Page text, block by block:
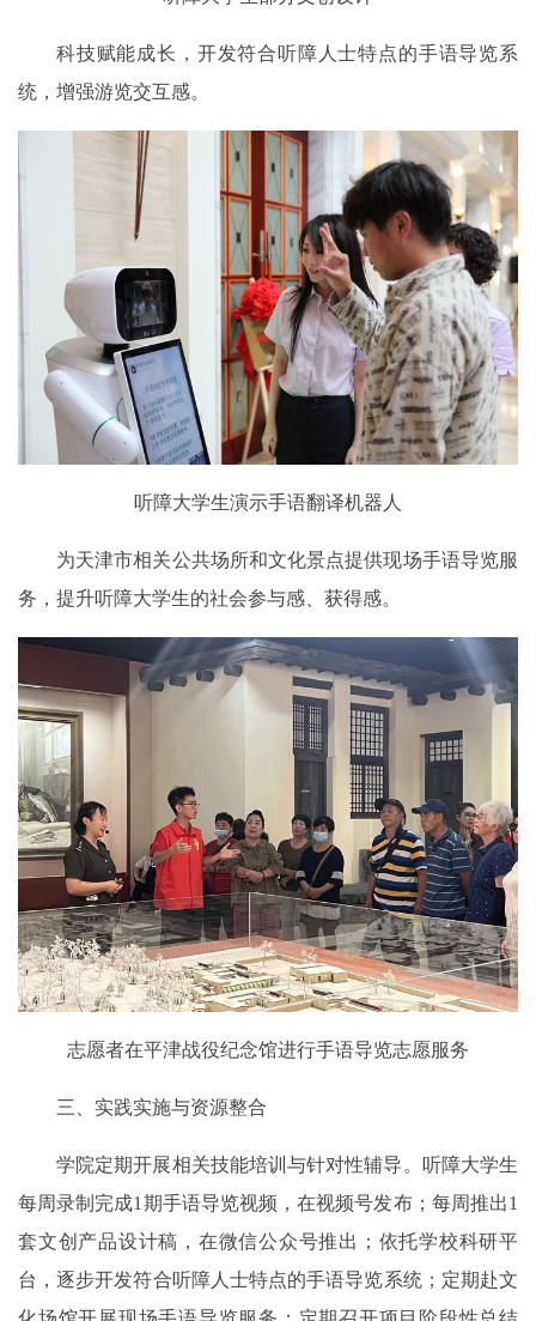
科技赋能成长，开发符合听障人士特点的手语导览系
统，增强游览交互感。
听障大学生演示手语翻译机器人
为天津市相关公共场所和文化景点提供现场手语导览服
务，提升听障大学生的社会参与感、获得感。
志愿者在平津战役纪念馆进行手语导览志愿服务
三、实践实施与资源整合
学院定期开展相关技能培训与针对性辅导。听障大学生
每周录制完成1期手语导览视频，在视频号发布；每周推出1
套文创产品设计稿，在微信公众号推出；依托学校科研平
台，逐步开发符合听障人士特点的手语导览系统；定期赴文